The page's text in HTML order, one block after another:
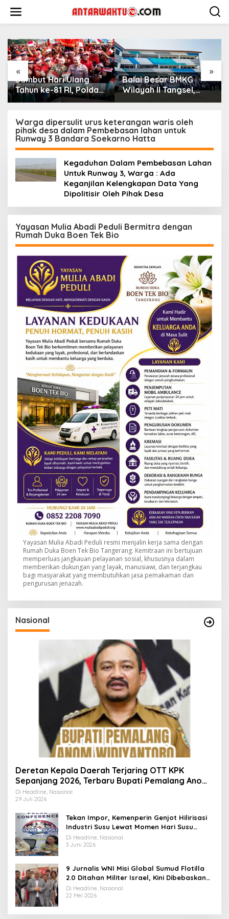
konten
« »
Sambut Hari Ulang
Tahun ke-81 RI, Polda
Metro Jaya Gelar Apel
Balai Besar BMKG
Wilayah II Tangsel,
Edukasi Bencana
Tsunami kepada
pelajar UPTD SMPN 23
Warga dipersulit urus keterangan waris oleh
pihak desa dalam Pembebasan lahan untuk
Runway 3 Bandara Soekarno Hatta
Kegaduhan Dalam Pembebasan Lahan
Untuk Runway 3, Warga : Ada
Keganjilan Kelengkapan Data Yang
Dipolitisir Oleh Pihak Desa
Yayasan Mulia Abadi Peduli Bermitra dengan
Rumah Duka Boen Tek Bio
Yayasan Mulia Abadi Peduli resmi menjalin kerja sama dengan
Rumah Duka Boen Tek Bio Tangerang. Kemitraan ini bertujuan
memperluas jangkauan pelayanan sosial, khususnya dalam
memberikan dukungan yang layak, manusiawi, dan terjangkau
bagi masyarakat yang membutuhkan jasa pemakaman dan
pengurusan jenazah.
Nasional
Deretan Kepala Daerah Terjaring OTT KPK
Sepanjang 2026, Terbaru Bupati Pemalang Anom
Widiyantoro
Di Headline, Nasional
29 Juli 2026
Tekan Impor, Kemenperin Genjot Hilirisasi
Industri Susu Lewat Momen Hari Susu
Nusantara 2026
Di Headline, Nasional
3 Juni 2026
9 Jurnalis WNI Misi Global Sumud Flotilla
2.0 Ditahan Militer Israel, Kini Dibebaskan
dan Dievakuasi ke Istanbul
Di Headline, Nasional
22 Mei 2026